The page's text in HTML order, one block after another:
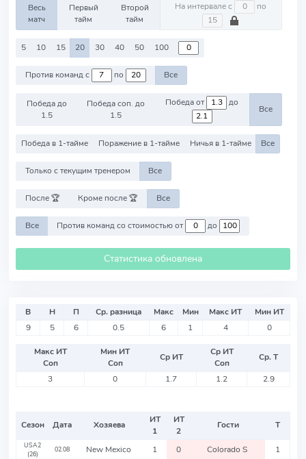
Весь
матч
Первый
тайм
Второй
тайм
На интервале с по
5 10 15 20 30 40 50 100
Против команд с по Все
Победа до
1.5
Победа соп. до
1.5
Победа от до
Все
Победа в 1-тайме Поражение в 1-тайме Ничья в 1-тайме Все
Только с текущим тренером Все
После 🏆 Кроме после 🏆 Все
Все Против команд со стоимостью от до
Статистика обновлена
В Н П Ср. разница Макс Мин Макс ИТ
Мин ИТ
9
5 6 0.5 6 1 4 0
Макс ИТ
Соп
Мин ИТ
Соп
Ср ИТ
Ср ИТ
Соп
Ср. Т
3
0 1.7 1.2 2.9
Сезон Дата Хозяева
ИТ
1
ИТ
2
Гости Т
USA2
(26)
02.08 New Mexico 1 0 Colorado S 1